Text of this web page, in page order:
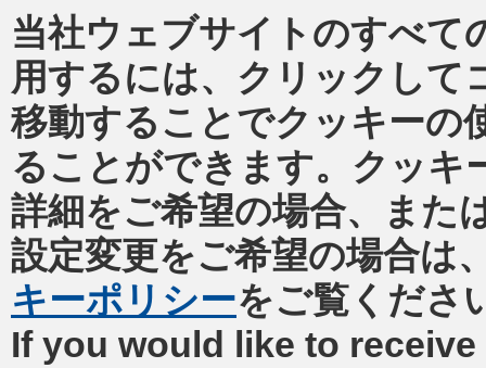
当社ウェブサイトのすべて
用するには、クリックして
移動することでクッキーの
ることができます。クッキ
詳細をご希望の場合、また
設定変更をご希望の場合は
キーポリシーをご覧くださ
If you would like to receive